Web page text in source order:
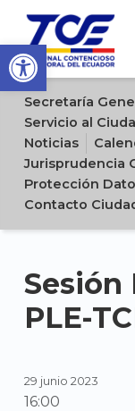
Open toolbar
Sitio oficial del Tribunal Contencioso Electoral del Ecuador
Secretaría
Servicio al
Noticias
Jurisprudencia
Protección
Contacto
Sesión
PLE-
29 junio 2023
16:00